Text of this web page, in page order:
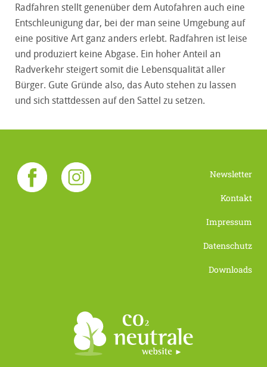
Radfahren stellt genenüber dem Autofahren auch eine
Entschleunigung dar, bei der man seine Umgebung auf
eine positive Art ganz anders erlebt. Radfahren ist leise
und produziert keine Abgase. Ein hoher Anteil an
Radverkehr steigert somit die Lebensqualität aller
Bürger. Gute Gründe also, das Auto stehen zu lassen
und sich stattdessen auf den Sattel zu setzen.
Newsletter
Kontakt
Impressum
Datenschutz
Downloads